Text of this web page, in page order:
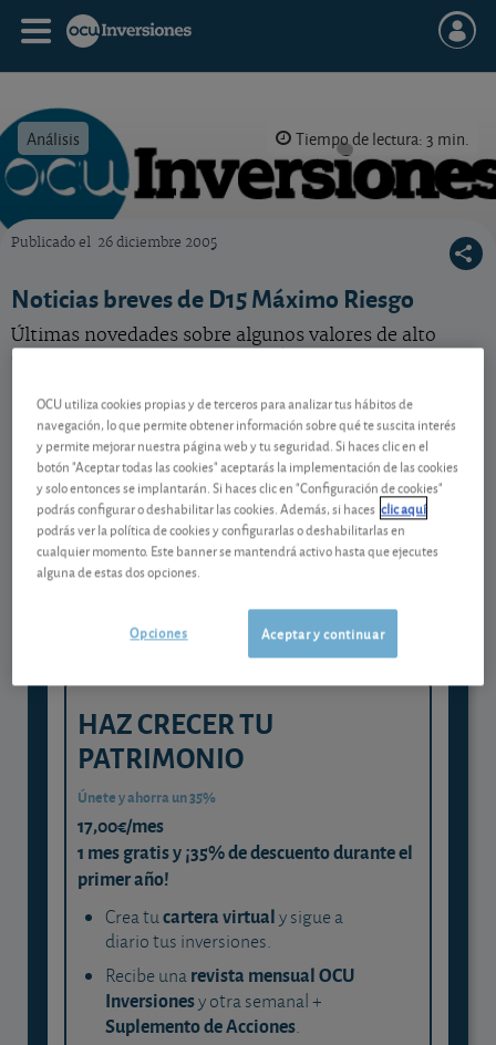
Análisis Tiempo de lectura: 3 min.
Publicado el 26 diciembre 2005
Noticias breves de D15 Máximo Riesgo
Últimas novedades sobre algunos valores de alto
Contenido reservado a SOCIOS
Gestiona tu dinero con visión
experta
y consigue que cada euro trabaje
HAZ CRECER TU
PATRIMONIO
Únete y ahorra un 35%
17,00€/mes
1 mes gratis y ¡35% de descuento durante el
primer año!
Crea tucartera virtualy sigue a
diario tus inversiones.
Recibe unarevista mensual OCU
Inversionesy otra semanal +
Suplemento de Acciones.
OCU utiliza cookies propias y de terceros para analizar tus hábitos de
navegación, lo que permite obtener información sobre qué te suscita interés
y permite mejorar nuestra página web y tu seguridad. Si haces clic en el
botón "Aceptar todas las cookies" aceptarás la implementación de las cookies
y solo entonces se implantarán. Si haces clic en "Configuración de cookies"
podrás configurar o deshabilitar las cookies. Además, si haces clic aquí
podrás ver la política de cookies y configurarlas o deshabilitarlas en
cualquier momento. Este banner se mantendrá activo hasta que ejecutes
alguna de estas dos opciones.
Aceptar y continuar
Opciones